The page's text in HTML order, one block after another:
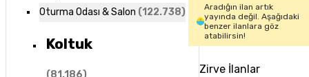
Oturma Odası & Salon (122.738)
Koltuk
(81.186)
Aradığın ilan artık
yayında değil. Aşağıdaki
benzer ilanlara göz
atabilirsin!
Zirve İlanlar